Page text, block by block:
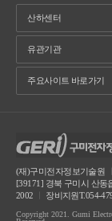
(재)구미전자정보기술원
[39171] 경북 구미시 산동
2002
장비지원T.054-
Copyright 2021. Gumi